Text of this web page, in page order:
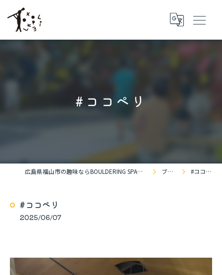
#ココペリ
広島県福山市の趣味ならBOULDERING SPACE KOKOPELLi ブログ #ココペリ
#ココペリ
2025/06/07